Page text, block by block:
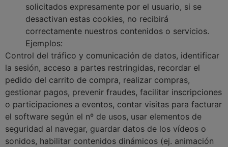
solicitados expresamente por el usuario, si se
desactivan estas cookies, no recibirá
correctamente nuestros contenidos o servicios.
Ejemplos:
Control del tráfico y comunicación de datos, identificar
la sesión, acceso a partes restringidas, recordar el
pedido del carrito de compra, realizar compras,
gestionar pagos, prevenir fraudes, facilitar inscripciones
o participaciones a eventos, contar visitas para facturar
el software según el nº de usos, usar elementos de
seguridad al navegar, guardar datos de los vídeos o
sonidos, habilitar contenidos dinámicos (ej. animación